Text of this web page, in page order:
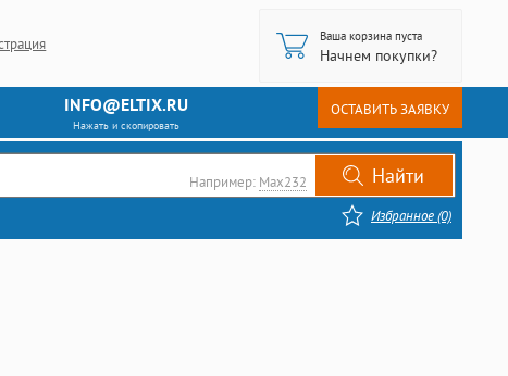
Ваша корзина пуста
Начнем покупки?
INFO@ELTIX.RU
Нажать и скопировать
ОСТАВИТЬ ЗАЯВКУ
Например: Max232
Избранное (0)